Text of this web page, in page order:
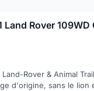
Land Rover 109WD
Rover & Animal
d'origine, sans le lion et